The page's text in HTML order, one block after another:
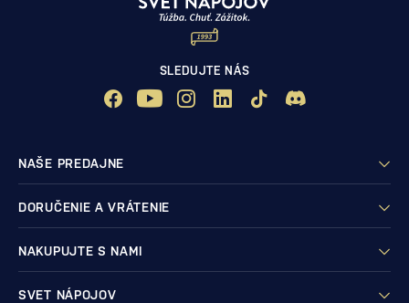
SLEDUJTE NÁS
NAŠE PREDAJNE
DORUČENIE A VRÁTENIE
NAKUPUJTE S NAMI
SVET NÁPOJOV